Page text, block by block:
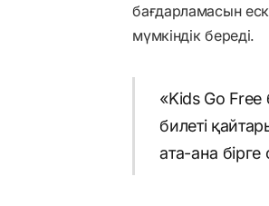
бағдарламасын
мүмкіндік береді.
«Kids Go Free
билеті
ата-ана